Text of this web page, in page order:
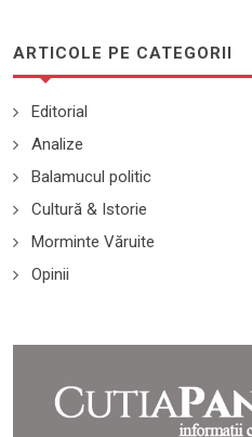
ARTICOLE PE CATEGORII
Editorial
Analize
Balamucul politic
Cultură & Istorie
Morminte Văruite
Opinii